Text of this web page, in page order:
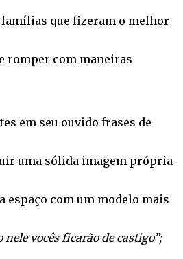
que fizeram o melhor
romper com maneiras
em seu ouvido frases de
uma sólida imagem própria
espaço com um modelo mais
vocês ficarão de castigo”;